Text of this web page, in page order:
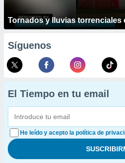
Tornados y lluvias torrenciales
Síguenos
El Tiempo en tu email
He leído y acepto la política de